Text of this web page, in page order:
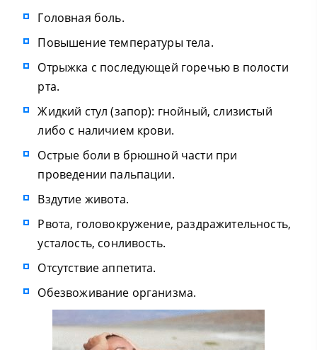
Головная боль.
Повышение температуры тела.
Отрыжка с последующей горечью в полости
рта.
Жидкий стул (запор): гнойный, слизистый
либо с наличием крови.
Острые боли в брюшной части при
проведении пальпации.
Вздутие живота.
Рвота, головокружение, раздражительность,
усталость, сонливость.
Отсутствие аппетита.
Обезвоживание организма.